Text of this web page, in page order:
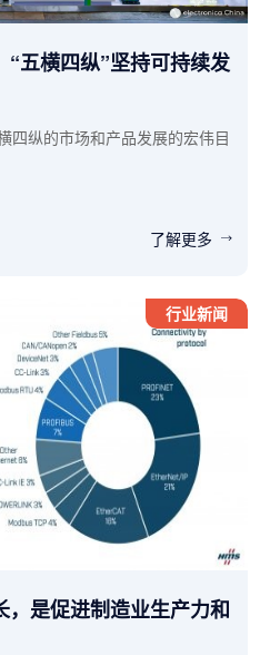
五横四纵”坚持可持续发
四纵的市场和产品发展的宏伟目
了解更多
，是促进制造业生产力和
行业新闻